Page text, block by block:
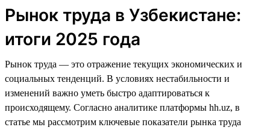
Рынок труда в Узбекистане:
итоги 2025 года
Рынок труда — это отражение текущих экономических и
социальных тенденций. В условиях нестабильности и
изменений важно уметь быстро адаптироваться к
происходящему. Согласно аналитике платформы hh.uz, в
статье мы рассмотрим ключевые показатели рынка труда